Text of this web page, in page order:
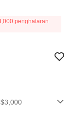
penghataran